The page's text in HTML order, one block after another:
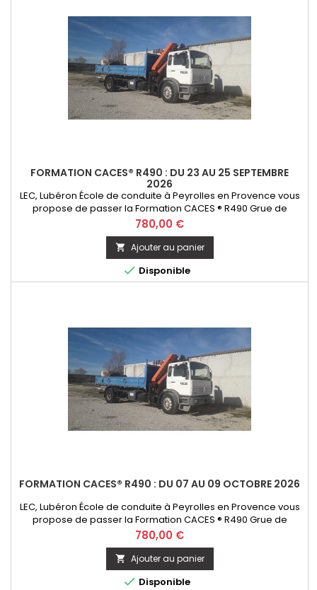
FORMATION CACES® R490 : DU 23 AU 25 SEPTEMBRE
2026
LEC, Lubéron École de conduite à Peyrolles en Provence vous
propose de passer la Formation CACES ® R490 Grue de
chargement - option télécommande. Initial ou Recyclage
Prix
780,00 €
 Ajouter au panier
 Disponible
FORMATION CACES® R490 : DU 07 AU 09 OCTOBRE 2026
LEC, Lubéron École de conduite à Peyrolles en Provence vous
propose de passer la Formation CACES ® R490 Grue de
chargement - option télécommande. Initial ou Recyclage
Prix
780,00 €
 Ajouter au panier
 Disponible